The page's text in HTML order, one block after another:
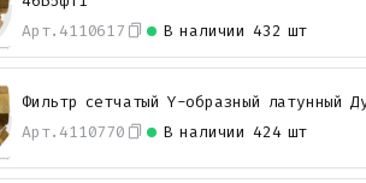
Арт. 4110617 В наличии 432 шт
Арт. 4110770 В наличии 424 шт
Фильтр сетчатый Y-образный